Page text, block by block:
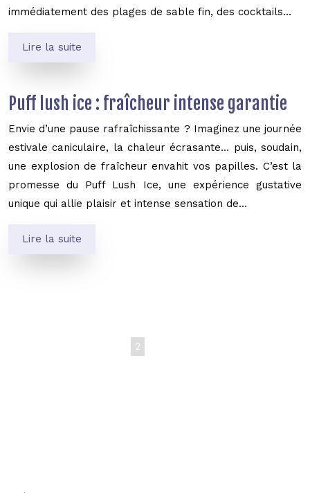
immédiatement des plages de sable fin, des cocktails…
Lire la suite
Puff lush ice : fraîcheur intense garantie
Envie d’une pause rafraîchissante ? Imaginez une journée
estivale caniculaire, la chaleur écrasante… puis, soudain,
une explosion de fraîcheur envahit vos papilles. C’est la
promesse du Puff Lush Ice, une expérience gustative
unique qui allie plaisir et intense sensation de…
Lire la suite
2